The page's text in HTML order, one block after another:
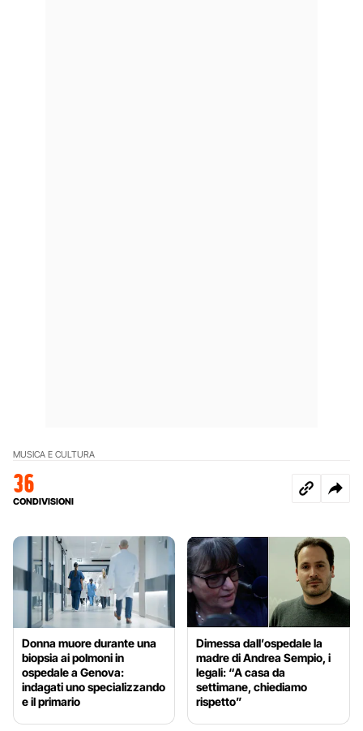
MUSICA E CULTURA
36
CONDIVISIONI
Donna muore durante una
biopsia ai polmoni in
ospedale a Genova:
indagati uno specializzando
e il primario
Dimessa dall’ospedale la
madre di Andrea Sempio, i
legali: “A casa da
settimane, chiediamo
rispetto”